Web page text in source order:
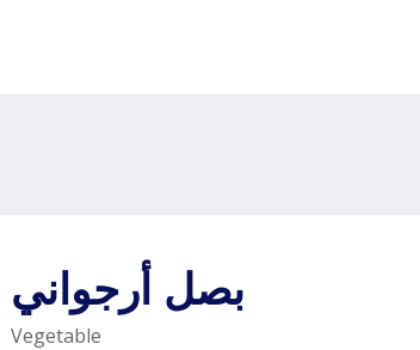
بصل أرجواني
Vegetable